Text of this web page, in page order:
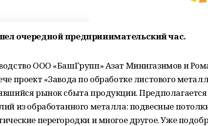
очередной предпринимательский час.
ООО «БашГрупп» Азат Минигазимов и
проект «Завода по обработке листового
рынок сбыта продукции.
из обработанного металла: подвесные
перегородки и многое другое. Уже